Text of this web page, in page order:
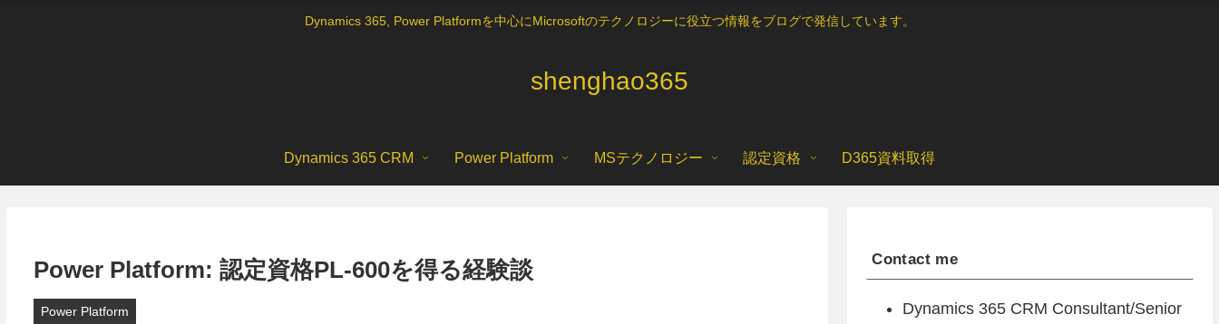
Dynamics 365, Power Platformを中心にMicrosoftのテクノロジーに役立つ情報をブログで発信しています。
shenghao365
Dynamics 365 CRM Power Platform MSテクノロジー 認定資格 D365資料取得
Power Platform: 認定資格PL-600を得る経験談
Power Platform
Contact me
Dynamics 365 CRM Consultant/Senior